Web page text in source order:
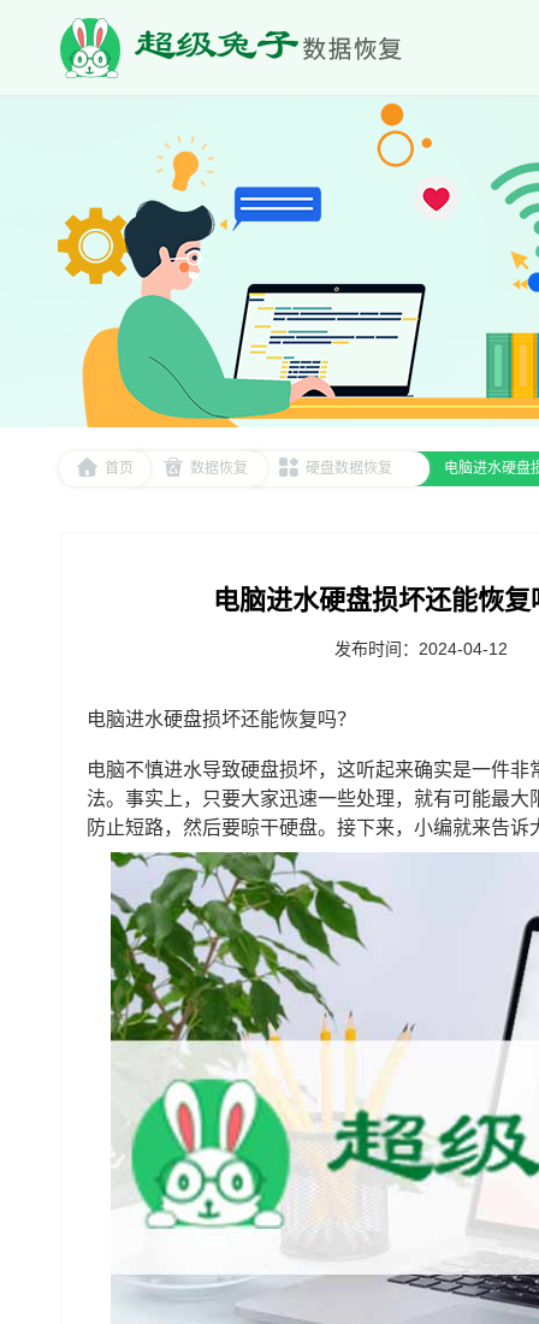
首页 数据恢复 硬盘数据恢复 电脑进水硬盘
电脑进水硬盘损坏还能恢
发布时间：2024-04-12
电脑进水硬盘损坏还能恢复吗？
电脑不慎进水导致硬盘损坏，这听起来确实是一件
法。事实上，只要大家迅速一些处理，就有可能最
防止短路，然后要晾干硬盘。接下来，小编就来告